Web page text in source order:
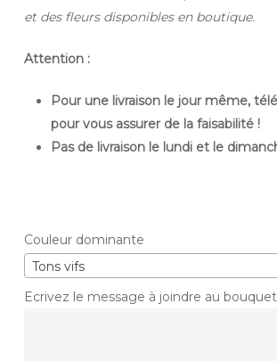
et des fleurs disponibles en boutique.
Attention :
Pour une livraison le jour même,
pour vous assurer de la faisabilité !
Pas de livraison le lundi et le
Couleur dominante
Tons vifs
Ecrivez le message à joindre au bouquet